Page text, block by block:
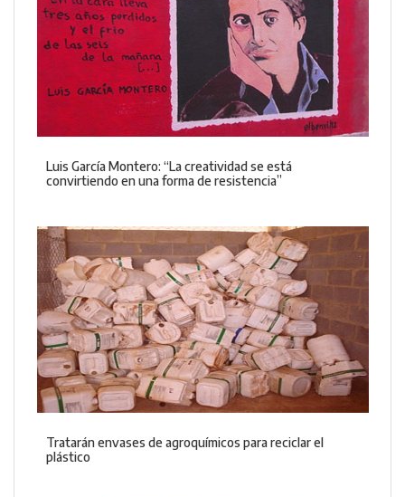
Luis García Montero: “La creatividad se está
convirtiendo en una forma de resistencia”
Tratarán envases de agroquímicos para reciclar el
plástico